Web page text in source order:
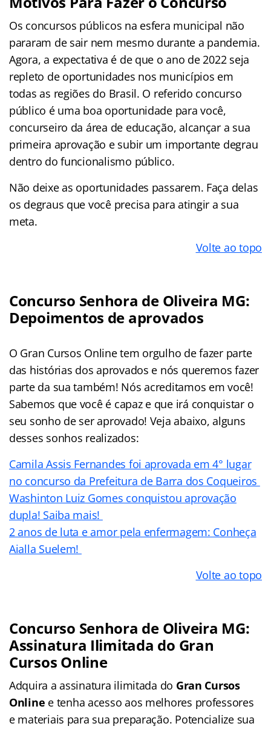
Os concursos públicos na esfera municipal não
pararam de sair nem mesmo durante a pandemia.
Agora, a expectativa é de que o ano de 2022 seja
repleto de oportunidades nos municípios em
todas as regiões do Brasil. O referido concurso
público é uma boa oportunidade para você,
concurseiro da área de educação, alcançar a sua
primeira aprovação e subir um importante degrau
dentro do funcionalismo público.
Não deixe as oportunidades passarem. Faça delas
os degraus que você precisa para atingir a sua
meta.
Volte ao topo
Concurso Senhora de Oliveira MG:
Depoimentos de aprovados
O Gran Cursos Online tem orgulho de fazer parte
das histórias dos aprovados e nós queremos fazer
parte da sua também! Nós acreditamos em você!
Sabemos que você é capaz e que irá conquistar o
seu sonho de ser aprovado! Veja abaixo, alguns
desses sonhos realizados:
Camila Assis Fernandes foi aprovada em 4° lugar
no concurso da Prefeitura de Barra dos Coqueiros
Washinton Luiz Gomes conquistou aprovação
dupla! Saiba mais!
2 anos de luta e amor pela enfermagem: Conheça
Aialla Suelem!
Volte ao topo
Concurso Senhora de Oliveira MG:
Assinatura Ilimitada do Gran
Cursos Online
Adquira a assinatura ilimitada do Gran Cursos
Online e tenha acesso aos melhores professores
e materiais para sua preparação. Potencialize sua